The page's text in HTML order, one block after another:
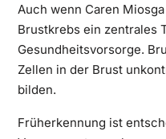
Auch wenn Caren
Brustkrebs ein zentrales
Gesundheitsvorsorge.
Zellen in der Brust
bilden.
Früherkennung ist